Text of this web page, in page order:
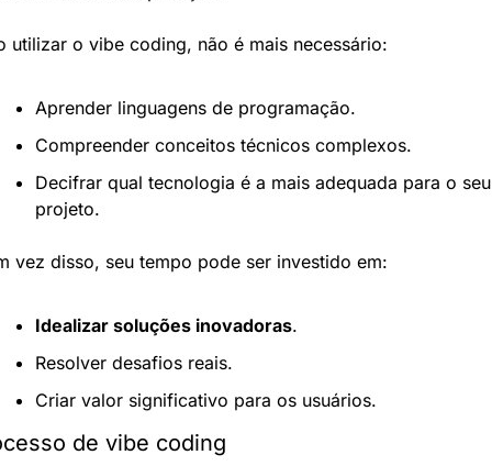
utilizar o vibe coding, não é mais necessário:
Aprender linguagens de programação.
Compreender conceitos técnicos complexos.
Decifrar qual tecnologia é a mais adequada para o seu
projeto.
vez disso, seu tempo pode ser investido em:
Idealizar soluções inovadoras.
Resolver desafios reais.
Criar valor significativo para os usuários.
de vibe coding